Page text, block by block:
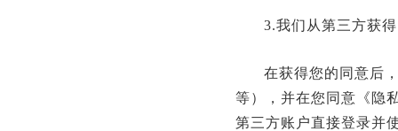
3.我们从第三方获
在获得您的同意后
等），并在您同意《隐
第三方账户直接登录并